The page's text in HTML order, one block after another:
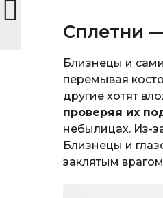
Сплетни
Близнецы и
перемывая
другие хотят
проверяя их
небылицах. Из-
Близнецы и
заклятым